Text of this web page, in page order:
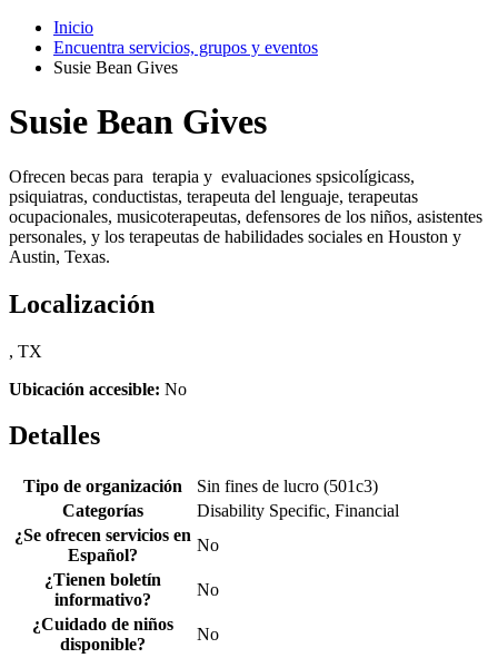
Inicio
Encuentra servicios, grupos y eventos
Susie Bean Gives
Susie Bean Gives
Ofrecen becas para terapia y evaluaciones spsicolígicass,
psiquiatras, conductistas, terapeuta del lenguaje, terapeutas
ocupacionales, musicoterapeutas, defensores de los niños, asistentes
personales, y los terapeutas de habilidades sociales en Houston y
Austin, Texas.
Localización
, TX
Ubicación accesible: No
Detalles
Tipo de organización
Sin fines de lucro (501c3)
Categorías
Disability Specific, Financial
¿Se ofrecen servicios en
Español?
No
¿Tienen boletín
informativo?
No
¿Cuidado de niños
disponible?
No